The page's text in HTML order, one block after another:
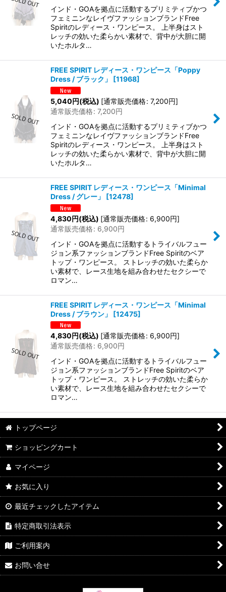
インド・GOAを拠点に活動するプリミティブかつ
フェミニンなレイヴファッションブランドFree
Spiritのレディース・ワンピース。 上半身はスト
レッチの効いた柔らかい素材で、背中が大胆に開
いたホルタ…
FREE SPIRIT レディース・ワンピース「Poppy
Dress / ブラック」
[11968]
5,040円(税込) [通常販売価格: 7,200円]
通常販売価格: 7,200円
インド・GOAを拠点に活動するプリミティブかつ
フェミニンなレイヴファッションブランドFree
Spiritのレディース・ワンピース。 上半身はスト
レッチの効いた柔らかい素材で、背中が大胆に開
いたホルタ…
FREE SPIRIT レディース・ワンピース「Minimal
Dress / グレー」
[12478]
4,830円(税込) [通常販売価格: 6,900円]
通常販売価格: 6,900円
インド・GOAを拠点に活動するトライバルフュー
ジョン系ファッションブランドFree Spiritのベア
トップ・ワンピース。 ストレッチの効いた柔らか
い素材で、レース生地を組み合わせたセクシーで
ロマン…
FREE SPIRIT レディース・ワンピース「Minimal
Dress / ブラウン」
[12475]
4,830円(税込) [通常販売価格: 6,900円]
通常販売価格: 6,900円
インド・GOAを拠点に活動するトライバルフュー
ジョン系ファッションブランドFree Spiritのベア
トップ・ワンピース。 ストレッチの効いた柔らか
い素材で、レース生地を組み合わせたセクシーで
ロマン…
トップページ
ショッピングカート
マイページ
お気に入り
最近チェックしたアイテム
特定商取引法表示
ご利用案内
お問い合せ